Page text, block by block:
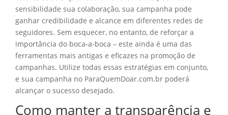
sensibilidade sua colaboração, sua campanha pode
ganhar credibilidade e alcance em diferentes redes de
seguidores. Sem esquecer, no entanto, de reforçar a
importância do boca-a-boca – este ainda é uma das
ferramentas mais antigas e eficazes na promoção de
campanhas. Utilize todas essas estratégias em conjunto,
e sua campanha no ParaQuemDoar.com.br poderá
alcançar o sucesso desejado.
Como manter a transparência e